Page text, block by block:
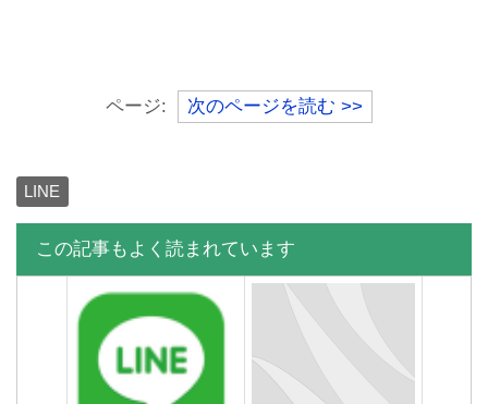
LINEスタンプを購入する方
法・お支払い方法は？
[iPhone/Android]
LINEの[An error has
occurred]のエラーメッセー
ページ: 次のページを読む >>
LINE
この記事もよく読まれています